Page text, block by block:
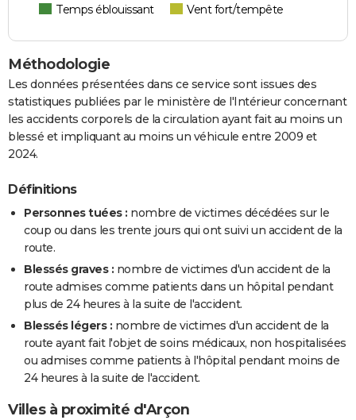
Temps éblouissant
Vent fort/tempête
Méthodologie
Les données présentées dans ce service sont issues des
statistiques publiées par le ministère de l'Intérieur concernant
les accidents corporels de la circulation ayant fait au moins un
blessé et impliquant au moins un véhicule entre 2009 et
2024.
Définitions
Personnes tuées : nombre de victimes décédées sur le
coup ou dans les trente jours qui ont suivi un accident de la
route.
Blessés graves : nombre de victimes d'un accident de la
route admises comme patients dans un hôpital pendant
plus de 24 heures à la suite de l'accident.
Blessés légers : nombre de victimes d'un accident de la
route ayant fait l'objet de soins médicaux, non hospitalisées
ou admises comme patients à l'hôpital pendant moins de
24 heures à la suite de l'accident.
Villes à proximité d'Arçon